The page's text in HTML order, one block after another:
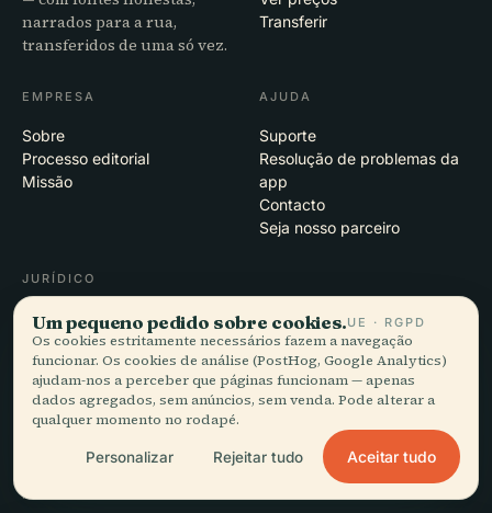
narrados para a rua,
transferidos de uma só vez.
Transferir
EMPRESA
Sobre
Processo editorial
Missão
AJUDA
Suporte
Resolução de problemas da
app
Contacto
Seja nosso parceiro
JURÍDICO
Privacidade
Termos
Definições de cookies
Eliminar conta
© 2026 Audiala · Feito em Morges, Suíça, na estrada e nas nuvens
iOS · Android · Web
Um pequeno pedido sobre cookies.UE · RGPD
Os cookies estritamente necessários fazem a navegação
funcionar. Os cookies de análise (PostHog, Google Analytics)
ajudam-nos a perceber que páginas funcionam — apenas
dados agregados, sem anúncios, sem venda. Pode alterar a
qualquer momento no rodapé.
Personalizar Rejeitar tudo Aceitar tudo